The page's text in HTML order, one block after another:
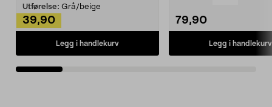
Utførelse: Grå/beige
39,90
Legg i handlekurv
79,90
Legg i handlekurv